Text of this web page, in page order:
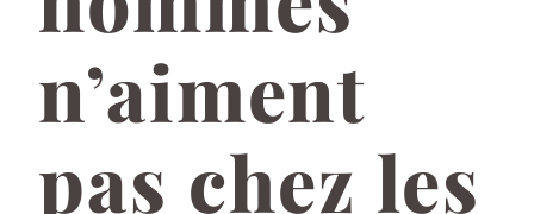
n’aiment
pas chez les